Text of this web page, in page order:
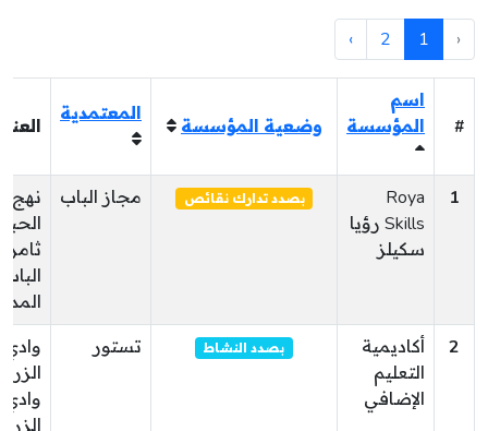
‹
1
2
›
#
اسم
المؤسسة
وضعية المؤسسة
المعتمدية
1
Roya
Skills رؤيا
سكيلز
بصدد تدارك نقائص مجاز الباب
نهج
ثامر
الباب
2
أكاديمية
التعليم
الإضافي
بصدد النشاط تستور
وادي
وادي